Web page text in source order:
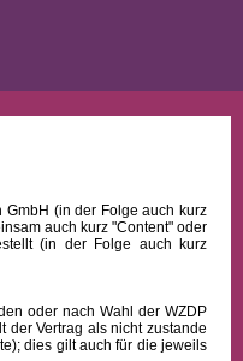
(in der Folge auch kurz
auch kurz "Content" oder
(in der Folge auch kurz
oder nach Wahl der WZDP
der Vertrag als nicht zustande
dies gilt auch für die jeweils